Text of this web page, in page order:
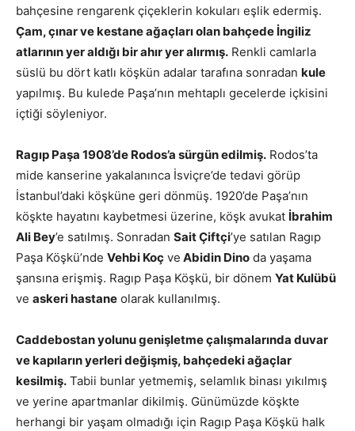
bahçesine rengarenk çiçeklerin kokuları eşlik edermiş.
Çam, çınar ve kestane ağaçları olan bahçede İngiliz
atlarının yer aldığı bir ahır yer alırmış. Renkli camlarla
süslü bu dört katlı köşkün adalar tarafına sonradan kule
yapılmış. Bu kulede Paşa’nın mehtaplı gecelerde içkisini
içtiği söyleniyor.
Ragıp Paşa 1908’de Rodos’a sürgün edilmiş. Rodos’ta
mide kanserine yakalanınca İsviçre’de tedavi görüp
İstanbul’daki köşküne geri dönmüş. 1920’de Paşa’nın
köşkte hayatını kaybetmesi üzerine, köşk avukat İbrahim
Ali Bey’e satılmış. Sonradan Sait Çiftçi’ye satılan Ragıp
Paşa Köşkü’nde Vehbi Koç ve Abidin Dino da yaşama
şansına erişmiş. Ragıp Paşa Köşkü, bir dönem Yat Kulübü
ve askeri hastane olarak kullanılmış.
Caddebostan yolunu genişletme çalışmalarında duvar
ve kapıların yerleri değişmiş, bahçedeki ağaçlar
kesilmiş. Tabii bunlar yetmemiş, selamlık binası yıkılmış
ve yerine apartmanlar dikilmiş. Günümüzde köşkte
herhangi bir yaşam olmadığı için Ragıp Paşa Köşkü halk